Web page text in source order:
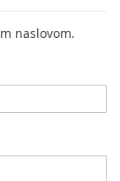
naslovom.